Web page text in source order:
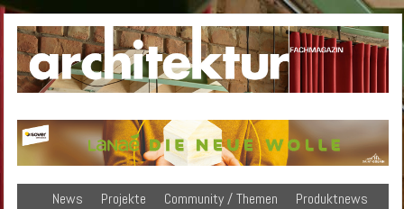
News Projekte Community / Themen
Produktnews